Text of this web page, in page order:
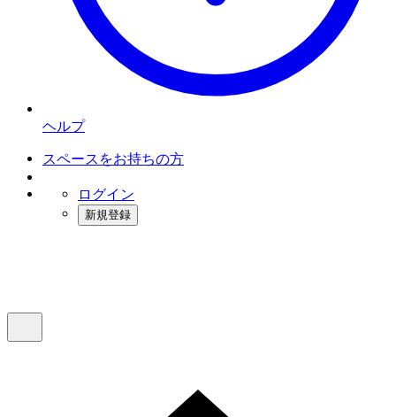
ヘルプ
スペースをお持ちの方
ログイン
新規登録